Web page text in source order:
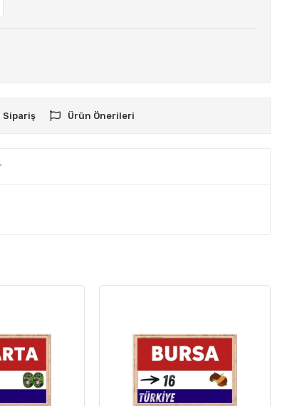
Sipariş Ürün Önerileri